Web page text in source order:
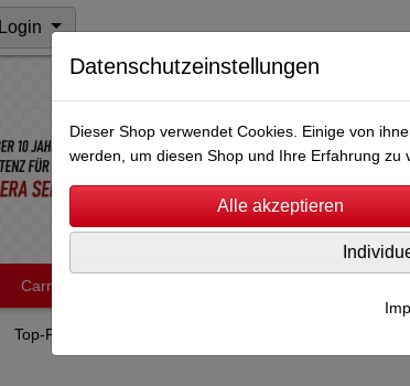
Login
Carrera Servo
Top-Racer
Datenschutzeinstellungen
Dieser Shop verwendet Cookies. Einige von
werden, um diesen Shop und Ihre Erfahrung zu